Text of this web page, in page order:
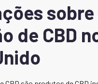
sobre
de CBD